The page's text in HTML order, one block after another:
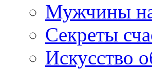
Мужчины
Секреты
Искусство